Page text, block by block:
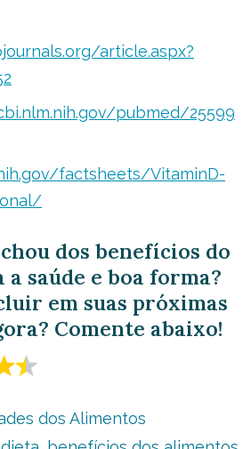
article.aspx?
pubmed/25599
factsheets/VitaminD-
dos benefícios do
a saúde e boa forma?
em suas próximas
Comente abaixo!
dos Alimentos